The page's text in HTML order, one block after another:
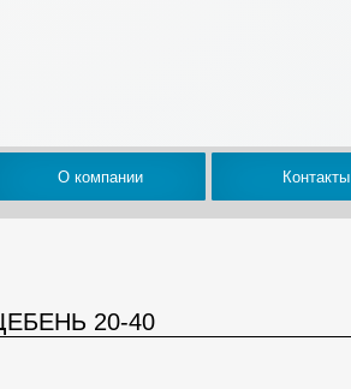
О компании Контакты
20-40